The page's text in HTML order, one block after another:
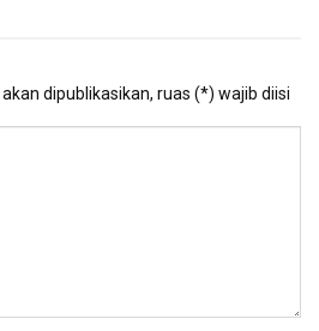
dipublikasikan, ruas (*) wajib diisi